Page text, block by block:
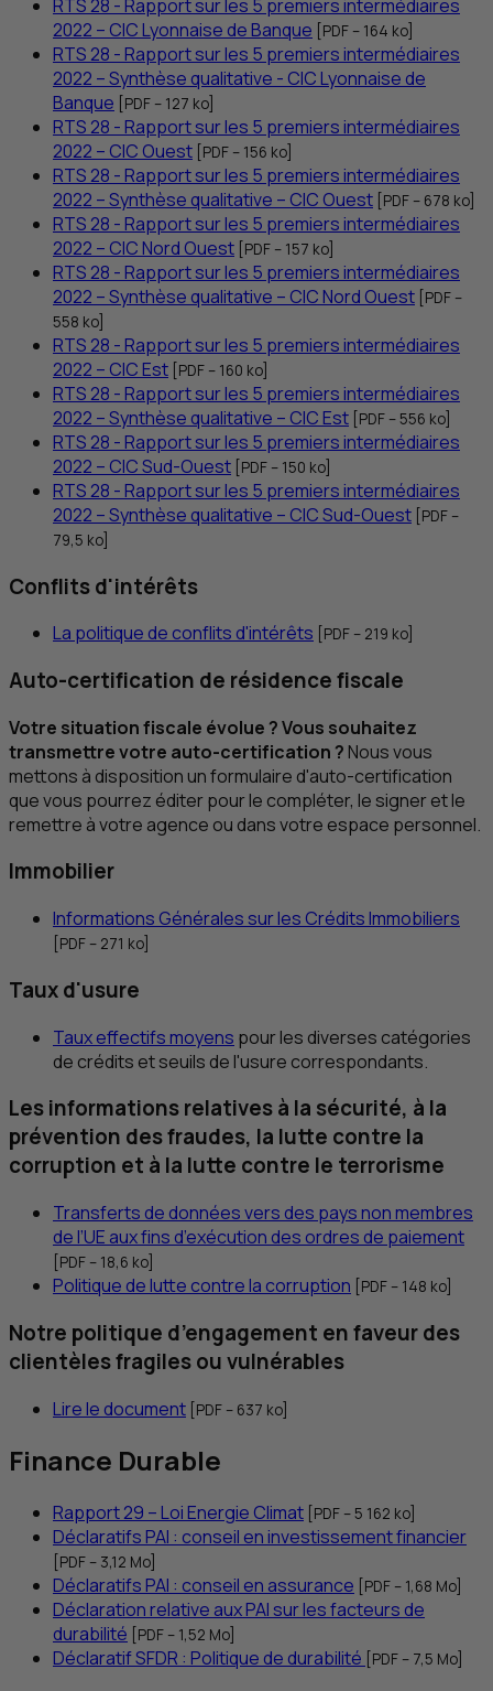
RTS28 - Rapport sur les 5 premiers intermédiaires
2022 – CICLyonnaise de Banque PDF – 164 ko]
RTS28 - Rapport sur les 5 premiers intermédiaires
2022 – Synthèse qualitative - CICLyonnaise de
Banque
PDF – 127 ko]
RTS28 - Rapport sur les 5 premiers intermédiaires
2022 – CIC Ouest PDF – 156 ko]
RTS28 - Rapport sur les 5 premiers intermédiaires
2022 – Synthèse qualitative – CIC Ouest PDF – 678 ko]
RTS28 - Rapport sur les 5 premiers intermédiaires
2022 – CICNord Ouest PDF – 157 ko]
RTS28 - Rapport sur les 5 premiers intermédiaires
2022 – Synthèse qualitative – CICNord Ouest PDF –
558 ko]
RTS28 - Rapport sur les 5 premiers intermédiaires
2022 – CICEst PDF – 160 ko]
RTS28 - Rapport sur les 5 premiers intermédiaires
2022 – Synthèse qualitative – CICEst PDF – 556 ko]
RTS28 - Rapport sur les 5 premiers intermédiaires
2022 – CICSud-Ouest PDF – 150 ko]
RTS28 - Rapport sur les 5 premiers intermédiaires
2022 – Synthèse qualitative – CICSud-Ouest PDF –
79,5 ko]
Conflits d'intérêts
La politique de conflits d'intérêts PDF – 219 ko]
Auto-certification de résidence fiscale
Votre situation fiscale évolue ? Vous souhaitez
transmettre votre auto-certification ? Nous vous
mettons à disposition un formulaire d'auto-certification
que vous pourrez éditer pour le compléter, le signer et le
remettre à votre agence ou dans votre espace personnel.
Immobilier
Informations Générales sur les Crédits Immobiliers
PDF – 271 ko]
Taux d'usure
Taux effectifs moyens pour les diverses catégories
de crédits et seuils de l'usure correspondants.
Les informations relatives à la sécurité, à la
prévention des fraudes, la lutte contre la
corruption et à la lutte contre le terrorisme
Transferts de données vers des pays non membres
de l’UE aux fins d’exécution des ordres de paiement
PDF – 18,6 ko]
Politique de lutte contre la corruption PDF – 148 ko]
Notre politique d’engagement en faveur des
clientèles fragiles ou vulnérables
Lire le document PDF – 637 ko]
Finance Durable
Rapport 29 – Loi Energie Climat PDF – 5 162 ko]
DéclaratifsPAI : conseil en investissement financier
PDF – 3,12 Mo]
DéclaratifsPAI : conseil en assurance PDF – 1,68 Mo]
Déclaration relative auxPAIsur les facteurs de
durabilité
PDF – 1,52 Mo]
DéclaratifSFDR : Politique de durabilité PDF – 7,5 Mo]